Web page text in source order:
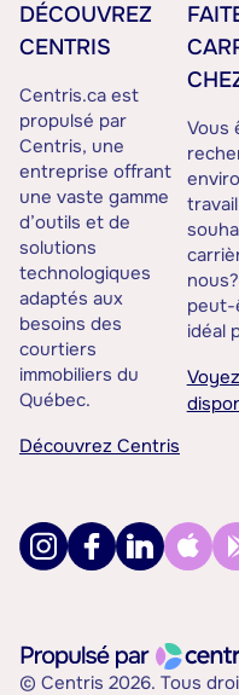
DÉCOUVREZ
CENTRIS
Centris.ca est
propulsé par
Centris, une
entreprise offrant
une vaste gamme
d’outils et de
solutions
technologiques
adaptés aux
besoins des
courtiers
immobiliers du
Québec.
Découvrez Centris
Vous
peut-
idéal
© Centris 2026. Tous